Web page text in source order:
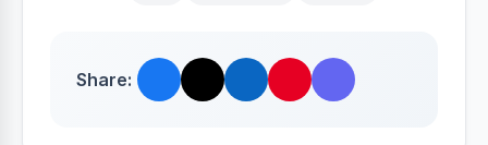
Share: